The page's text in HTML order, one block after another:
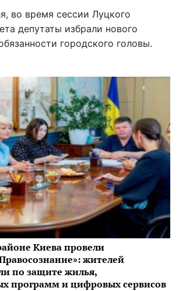
во время сессии Луцкого
депутаты избрали нового
городского головы.
Киева провели
жителей
по защите жилья,
программ и цифровых сервисов